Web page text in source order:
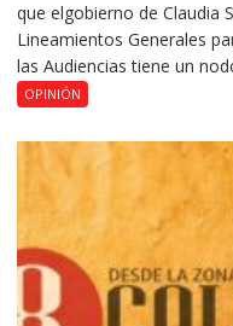
que elgobierno de Claudia
Lineamientos Generales
las Audiencias tiene un
OPINIÓN